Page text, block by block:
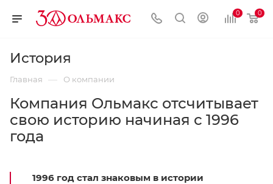
0 0
История
Главная — О компании
Компания Ольмакс отсчитывает
свою историю начиная с 1996
года
1996 год стал знаковым в истории